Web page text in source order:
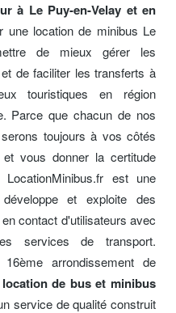
à Le Puy-en-Velay et en
une location de minibus Le
de mieux gérer les
de faciliter les transferts à
touristiques en région
Parce que chacun de nos
toujours à vos côtés
vous donner la certitude
est une
et exploite des
contact d'utilisateurs avec
services de transport.
arrondissement de
de bus et minibus
service de qualité construit